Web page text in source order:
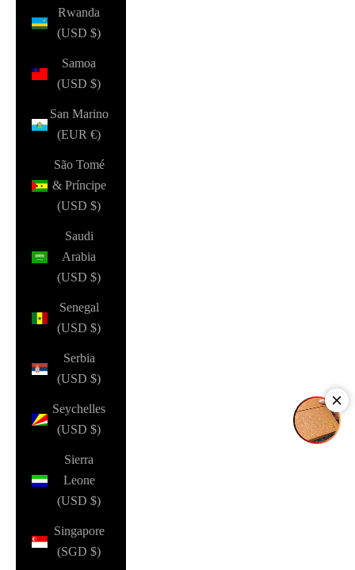
Rwanda
(USD $)
Samoa
(USD $)
San Marino
(EUR €)
São Tomé
& Príncipe
(USD $)
Saudi
Arabia
(USD $)
Senegal
(USD $)
Serbia
(USD $)
Seychelles
(USD $)
Sierra
Leone
(USD $)
Singapore
(SGD $)